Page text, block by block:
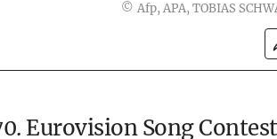
© Afp, APA, TOBIAS
Eurovision Song Contest